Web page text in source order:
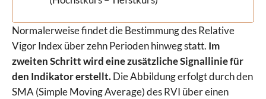
Normalerweise findet die Bestimmung des Relative
Vigor Index über zehn Perioden hinweg statt. Im
zweiten Schritt wird eine zusätzliche Signallinie für
den Indikator erstellt.Die Abbildung erfolgt durch den
SMA (Simple Moving Average) des RVI über einen